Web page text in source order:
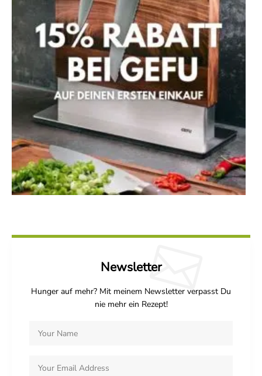
Newsletter
Hunger auf mehr? Mit meinem Newsletter verpasst Du
nie mehr ein Rezept!